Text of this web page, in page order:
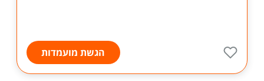
הגשת מועמדות